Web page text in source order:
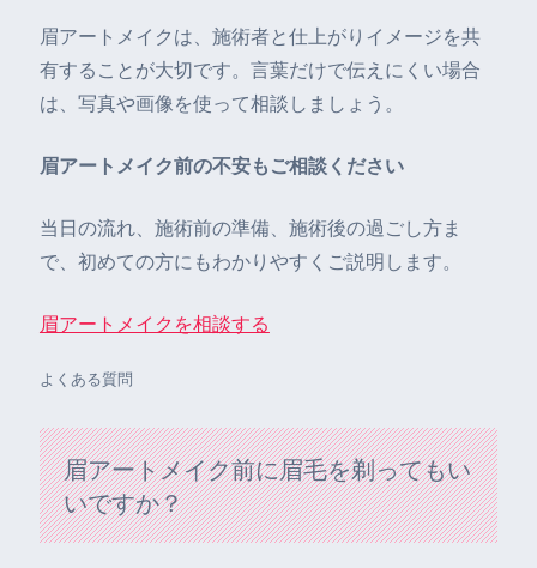
眉アートメイクは、施術者と仕上がりイメージを共
有することが大切です。言葉だけで伝えにくい場合
は、写真や画像を使って相談しましょう。
眉アートメイク前の不安もご相談ください
当日の流れ、施術前の準備、施術後の過ごし方ま
で、初めての方にもわかりやすくご説明します。
眉アートメイクを相談する
よくある質問
眉アートメイク前に眉毛を剃ってもい
いですか？